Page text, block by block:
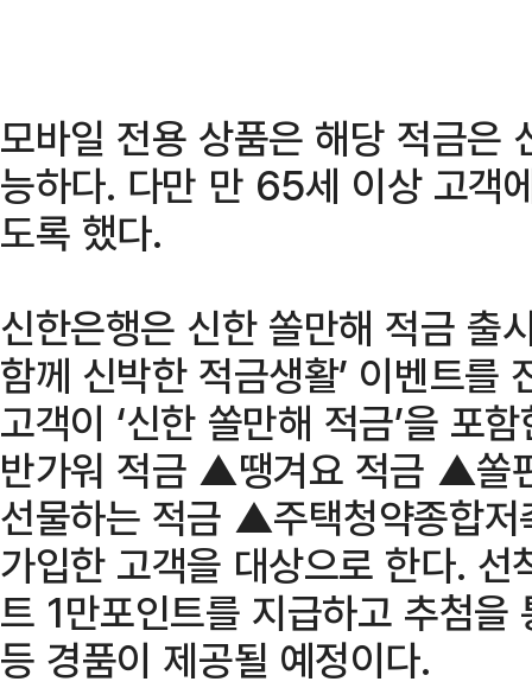
모바일 전용 상품은 해당 적금은
능하다. 다만 만 65세 이상 고객
도록 했다.
신한은행은 신한 쏠만해 적금 출
함께 신박한 적금생활’ 이벤트
고객이 ‘신한 쏠만해 적금’을 포
반가워 적금 ▲땡겨요 적금 ▲쏠
선물하는 적금 ▲주택청약종합
가입한 고객을 대상으로 한다.
트 1만포인트를 지급하고 추첨
등 경품이 제공될 예정이다.